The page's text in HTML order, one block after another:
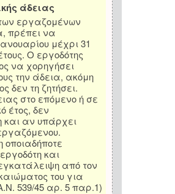
άδειας
εργαζομένων
πρέπει να
μέχρι 31
Ο εργοδότης
να χορηγήσει
την άδεια, ακόμη
δεν τη ζητήσει.
στο επόμενο ή σε
έτος, δεν
και αν υπάρχει
οποιαδήποτε
και
από τον
του για
539/45 αρ. 5 παρ.1)